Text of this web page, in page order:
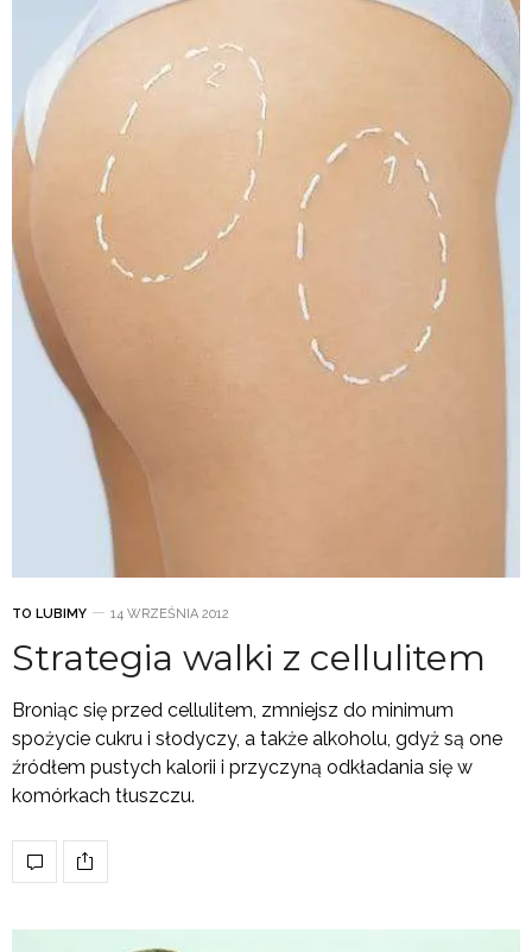
TO LUBIMY 14 WRZEŚNIA 2012
Strategia walki z cellulitem
Broniąc się przed cellulitem, zmniejsz do minimum
spożycie cukru i słodyczy, a także alkoholu, gdyż są one
źródłem pustych kalorii i przyczyną odkładania się w
komórkach tłuszczu.